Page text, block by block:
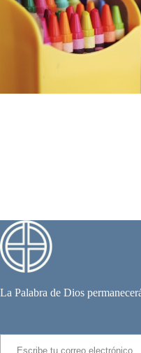
La Palabra de Dios
Escribe tu correo electrónico…